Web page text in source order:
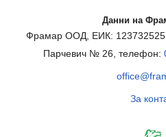
Данни на
Фрамар ООД, ЕИК:
Парчевич № 26, телефон:
За